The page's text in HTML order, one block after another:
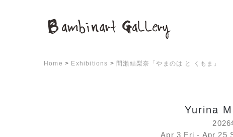
Home > Exhibitions > 間瀨結梨奈「やまのは と くもま」
Yurina
2026
Apr 3 Fri - Apr 25